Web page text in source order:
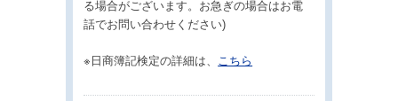
る場合がございます。お急ぎの場合はお電
話でお問い合わせください)
※日商簿記検定の詳細は、 こちら